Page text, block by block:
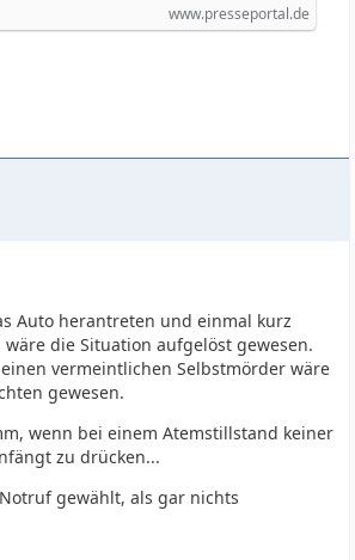
www.presseportal.de
Auto herantreten und einmal kurz
die Situation aufgelöst gewesen.
vermeintlichen Selbstmörder wäre
gewesen.
wenn bei einem Atemstillstand keiner
zu drücken...
gewählt, als gar nichts